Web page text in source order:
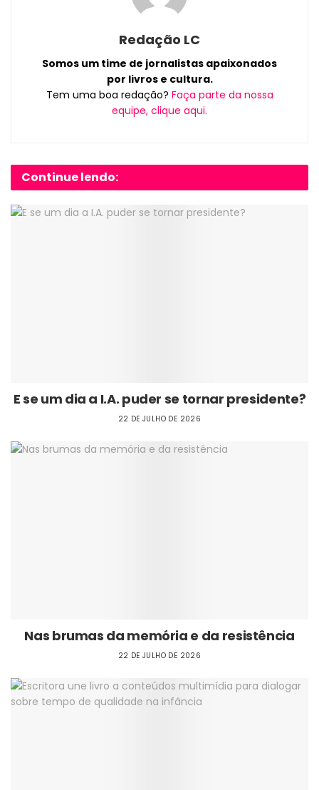
Redação LC
Somos um time de jornalistas apaixonados
por livros e cultura.
Tem uma boa redação? Faça parte da nossa
equipe, clique aqui.
Continue lendo:
E se um dia a I.A. puder se tornar presidente?
22 DE JULHO DE 2026
Nas brumas da memória e da resistência
22 DE JULHO DE 2026